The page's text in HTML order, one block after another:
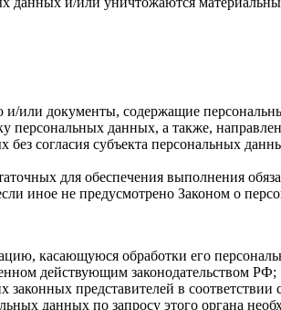
и/или документы, содержащие
персональных данных, а также,
согласия субъекта персональных
для обеспечения выполнения
иное не предусмотрено Законом о
касающуюся обработки его
действующим законодательством РФ;
представителей в
данных по запросу этого органа